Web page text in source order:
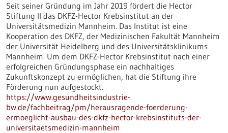
Seit seiner Gründung im Jahr 2019 fördert die Hector
Stiftung II das DKFZ-Hector Krebsinstitut an der
Universitätsmedizin Mannheim. Das Institut ist eine
Kooperation des DKFZ, der Medizinischen Fakultät Mannheim
der Universität Heidelberg und des Universitätsklinikums
Mannheim. Um dem DKFZ-Hector Krebsinstitut nach einer
erfolgreichen Gründungsphase ein nachhaltiges
Zukunftskonzept zu ermöglichen, hat die Stiftung ihre
Förderung nun aufgestockt.
https://www.gesundheitsindustrie-
bw.de/fachbeitrag/pm/herausragende-foerderung-
ermoeglicht-ausbau-des-dkfz-hector-krebsinstituts-der-
universitaetsmedizin-mannheim